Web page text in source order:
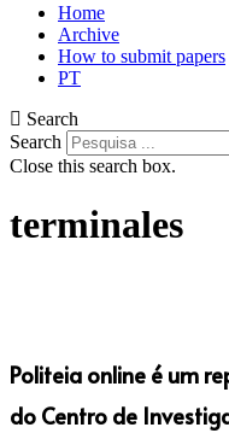
Home
Archive
How to submit papers
PT
Search
Search
Close this search box.
terminales
Politeia online é um
do Centro de